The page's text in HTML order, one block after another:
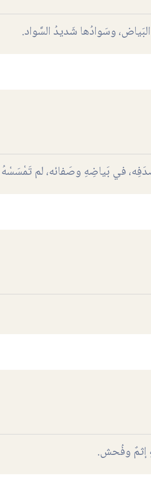
وسَوادُها شَديدُ السَّواد.
في بَياضِهِ وصَفائه، لم تَمْسَسْهُ
إثمٌ وفُحش.